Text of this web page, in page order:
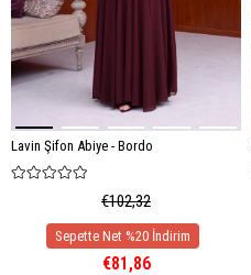
Lavin Şifon Abiye - Bordo
€102,32
€81,86